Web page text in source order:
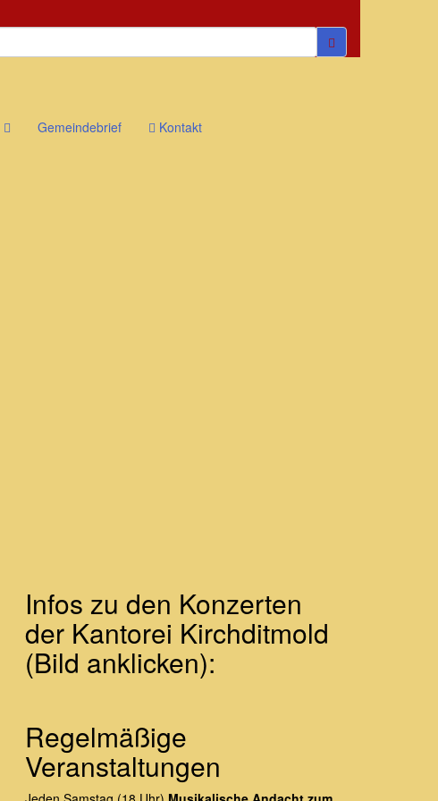
Gemeindebrief Kontakt
Infos zu den Konzerten
der Kantorei Kirchditmold
(Bild anklicken):
Regelmäßige
Veranstaltungen